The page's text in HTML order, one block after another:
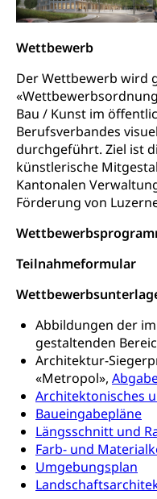
Wettbewerb
Der Wettbewerb wird
Bau / Kunst im
Berufsverbandes
durchgeführt. Ziel ist
künstlerische
Kantonalen
Förderung von
Teilnahmeformular
Abbildungen der
gestaltenden
Architektur-
«Metropol»,
Architektonisches
Baueingabepläne
Längsschnitt und
Farb- und
Umgebungsplan
Frühe
Gesundheit und
Konsumentenrechte,
Preisüberwachung,
regionale
internationale
Cassis-deDijon-Prinzip
Unfallversicherung,
Krankheit, Unfall,
Krankenkasse
Obligatorische
Kranken-
sichere Lebensmittel,
Lebensmittelhygiene,
Prävention
Gesundheitsvorsorge,
Suchtprävention,
Tabakprävention,
Sekundärprävention,